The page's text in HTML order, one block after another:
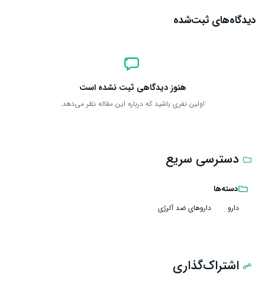
دیدگاه‌های ثبت‌شده
هنوز دیدگاهی ثبت نشده است
اولین نفری باشید که درباره این مقاله نظر می‌دهد.
دسترسی سریع
دسته‌ها
دارو داروهای ضد آلرژی
اشتراک‌گذاری